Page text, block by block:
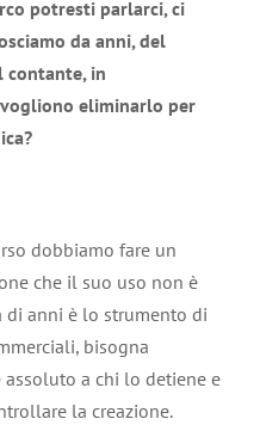
potresti parlarci, ci
da anni, del
contante, in
eliminarlo per
dobbiamo fare un
che il suo uso non è
anni è lo strumento di
bisogna
a chi lo detiene e
la creazione.